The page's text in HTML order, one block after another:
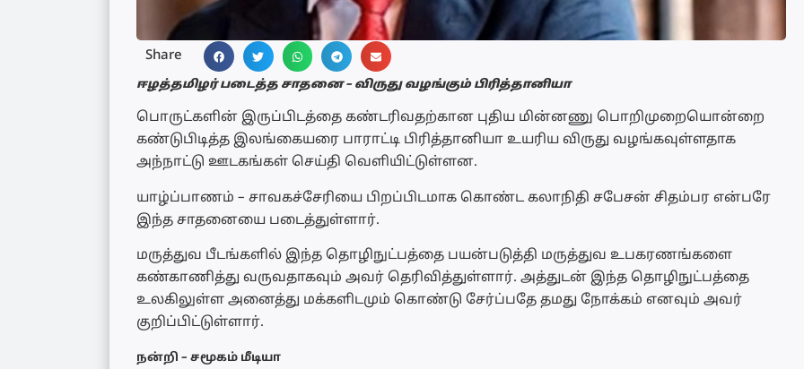
Share
ஈழத்தமிழர் படைத்த சாதனை – விருது வழங்கும் பிரித்தானியா
பொருட்களின் இருப்பிடத்தை கண்டரிவதற்கான புதிய மின்னணு பொறிமுறையொன்றை
கண்டுபிடித்த இலங்கையரை பாராட்டி பிரித்தானியா உயரிய விருது வழங்கவுள்ளதாக
அந்நாட்டு ஊடகங்கள் செய்தி வெளியிட்டுள்ளன.
யாழ்ப்பாணம் – சாவகச்சேரியை பிறப்பிடமாக கொண்ட கலாநிதி சபேசன் சிதம்பர என்பரே
இந்த சாதனையை படைத்துள்ளார்.
மருத்துவ பீடங்களில் இந்த தொழிநுட்பத்தை பயன்படுத்தி மருத்துவ உபகரணங்களை
கண்காணித்து வருவதாகவும் அவர் தெரிவித்துள்ளார். அத்துடன் இந்த தொழிநுட்பத்தை
உலகிலுள்ள அனைத்து மக்களிடமும் கொண்டு சேர்ப்பதே தமது நோக்கம் எனவும் அவர்
குறிப்பிட்டுள்ளார்.
நன்றி – சமூகம் மீடியா